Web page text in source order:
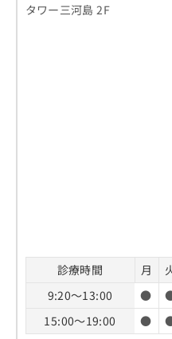
タワー三河島 2F
診療時間 月
9:20～13:00
●
15:00～19:00
●